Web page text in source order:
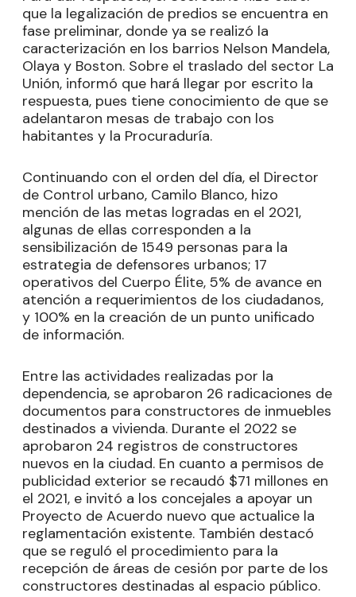
que la legalización de predios se encuentra en
fase preliminar, donde ya se realizó la
caracterización en los barrios Nelson Mandela,
Olaya y Boston. Sobre el traslado del sector La
Unión, informó que hará llegar por escrito la
respuesta, pues tiene conocimiento de que se
adelantaron mesas de trabajo con los
habitantes y la Procuraduría.
Continuando con el orden del día, el Director
de Control urbano, Camilo Blanco, hizo
mención de las metas logradas en el 2021,
algunas de ellas corresponden a la
sensibilización de 1549 personas para la
estrategia de defensores urbanos; 17
operativos del Cuerpo Élite, 5% de avance en
atención a requerimientos de los ciudadanos,
y 100% en la creación de un punto unificado
de información.
Entre las actividades realizadas por la
dependencia, se aprobaron 26 radicaciones de
documentos para constructores de inmuebles
destinados a vivienda. Durante el 2022 se
aprobaron 24 registros de constructores
nuevos en la ciudad. En cuanto a permisos de
publicidad exterior se recaudó $71 millones en
el 2021, e invitó a los concejales a apoyar un
Proyecto de Acuerdo nuevo que actualice la
reglamentación existente. También destacó
que se reguló el procedimiento para la
recepción de áreas de cesión por parte de los
constructores destinadas al espacio público.